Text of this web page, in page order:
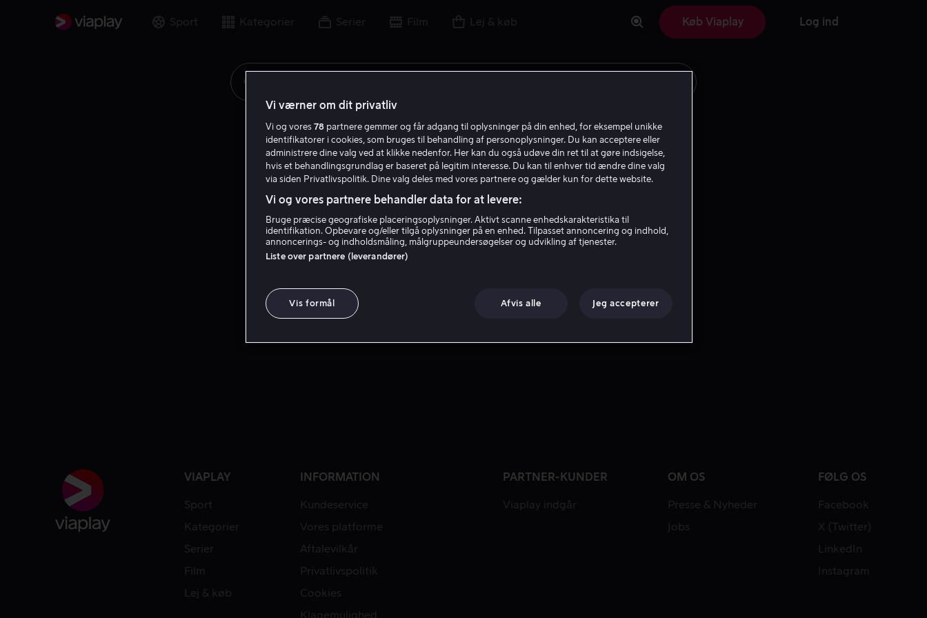
Sport Kategorier Serier Film Lej & køb Køb Viaplay Log ind
VIAPLAY
Sport
Kategorier
Serier
Film
Lej & køb
INFORMATION
Kundeservice
Vores platforme
Aftalevilkår
Privatlivspolitik
Cookies
Klagemulighed
PARTNER-KUNDER
Viaplay indgår
OM OS
Presse & Nyheder
Jobs
FØLG OS
Facebook
X (Twitter)
LinkedIn
Instagram
Vi værner om dit privatliv
Vi og vores 78 partnere gemmer og får adgang til oplysninger på din enhed, for eksempel unikke
identifikatorer i cookies, som bruges til behandling af personoplysninger. Du kan acceptere eller
administrere dine valg ved at klikke nedenfor. Her kan du også udøve din ret til at gøre indsigelse,
hvis et behandlingsgrundlag er baseret på legitim interesse. Du kan til enhver tid ændre dine valg
via siden Privatlivspolitik. Dine valg deles med vores partnere og gælder kun for dette website.
Vi og vores partnere behandler data for at levere:
Bruge præcise geografiske placeringsoplysninger. Aktivt scanne enhedskarakteristika til
identifikation. Opbevare og/eller tilgå oplysninger på en enhed. Tilpasset annoncering og indhold,
annoncerings- og indholdsmåling, målgruppeundersøgelser og udvikling af tjenester.
Liste over partnere (leverandører)
Vis formål Afvis alle Jeg accepterer